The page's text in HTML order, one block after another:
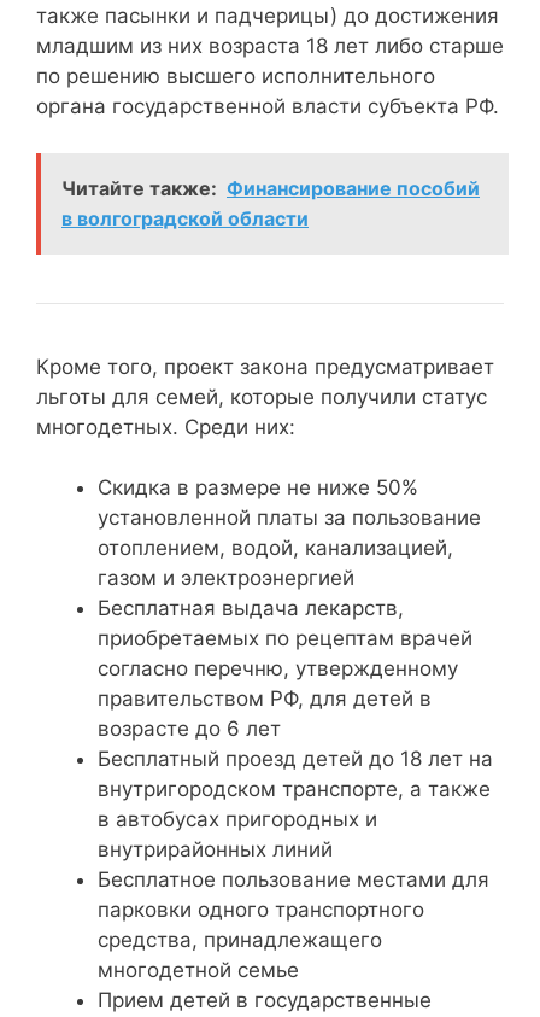
также пасынки и падчерицы) до достижения
младшим из них возраста 18 лет либо старше
по решению высшего исполнительного
органа государственной власти субъекта РФ.
Читайте также: Финансирование пособий
в волгоградской области
Кроме того, проект закона предусматривает
льготы для семей, которые получили статус
многодетных. Среди них:
Скидка в размере не ниже 50%
установленной платы за пользование
отоплением, водой, канализацией,
газом и электроэнергией
Бесплатная выдача лекарств,
приобретаемых по рецептам врачей
согласно перечню, утвержденному
правительством РФ, для детей в
возрасте до 6 лет
Бесплатный проезд детей до 18 лет на
внутригородском транспорте, а также
в автобусах пригородных и
внутрирайонных линий
Бесплатное пользование местами для
парковки одного транспортного
средства, принадлежащего
многодетной семье
Прием детей в государственные